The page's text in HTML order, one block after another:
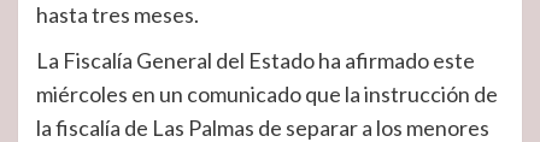
hasta tres meses.
La Fiscalía General del Estado ha afirmado este
miércoles en un comunicado que la instrucción de
la fiscalía de Las Palmas de separar a los menores